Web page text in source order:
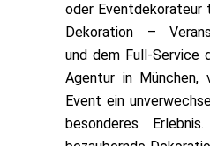
oder
Dekoration –
und dem Full-Service
Agentur in München,
Event ein
besonderes